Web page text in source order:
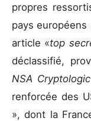
propres
pays européens
article «top
déclassifié,
NSA
renforcée des
», dont la